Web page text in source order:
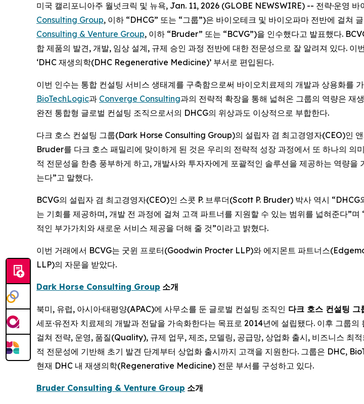
미국 캘리포니아주 월넛크릭 및 뉴욕, Jan. 11, 2026 (GLOBE NEWSWIRE) -- 전략·운영
Consulting Group, 이하 “DHCG” 또는 “그룹”)은 바이오테크 및 바이오파마 전반에 걸쳐
Consulting & Venture Group, 이하 “Bruder” 또는 “BCVG”)을 인수했다고 발표했다.
합 제품의 발견, 개발, 임상 설계, 규제 승인 과정 전반에 대한 전문성으로 잘 알려져 있다.
‘DHC 재생의학(DHC Regenerative Medicine)’ 부서로 편입된다.
이번 인수는 통합 컨설팅 서비스 생태계를 구축함으로써 바이오치료제의 개발과 상용화를
BioTechLogic과 Converge Consulting과의 전략적 확장을 통해 넓혀온 그룹의 역량은 재
완전 통합형 글로벌 컨설팅 조직으로서의 DHCG의 위상과도 이상적으로 부합한다.
다크 호스 컨설팅 그룹(Dark Horse Consulting Group)의 설립자 겸 최고경영자(CEO)인
Bruder를 다크 호스 패밀리에 맞이하게 된 것은 우리의 전략적 성장 과정에서 또 하나의
적 전문성을 한층 풍부하게 하고, 개발사와 투자자에게 포괄적인 솔루션을 제공하는 역량
는다”고 말했다.
BCVG의 설립자 겸 최고경영자(CEO)인 스콧 P. 브루더(Scott P. Bruder) 박사 역시
는 기회를 제공하며, 개발 전 과정에 걸쳐 고객 파트너를 지원할 수 있는 범위를 넓혀준다”
적인 부가가치와 새로운 서비스 제공을 더해 줄 것”이라고 밝혔다.
이번 거래에서 BCVG는 굿윈 프로터(Goodwin Procter LLP)와 에지몬트 파트너스
LLP)의 자문을 받았다.
Dark Horse Consulting Group 소개
북미, 유럽, 아시아·태평양(APAC)에 사무소를 둔 글로벌 컨설팅 조직인 다크 호스 컨설팅
세포·유전자 치료제의 개발과 전달을 가속화한다는 목표로 2014년에 설립됐다. 이후 그룹
걸쳐 전략, 운영, 품질(Quality), 규제 업무, 제조, 모델링, 공급망, 상업화 출시, 비즈니스 최
적 전문성에 기반해 초기 발견 단계부터 상업화 출시까지 고객을 지원한다. 그룹은 DHC,
현재 DHC 내 재생의학(Regenerative Medicine) 전문 부서를 구성하고 있다.
Bruder Consulting & Venture Group 소개